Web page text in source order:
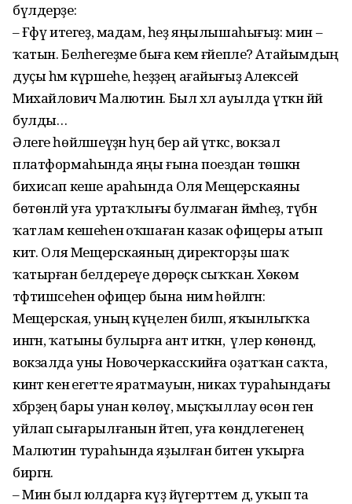
бүлдерҙе:
– Ғәфү итегеҙ, мадам, һеҙ яңылышаһығыҙ: мин –
ҡатын. Беләһегеҙме быға кем ғәйепле? Атайымдың
дуҫы һәм күршеһе, һеҙҙең ағайығыҙ Алексей
Михайлович Малютин. Был хәл ауылда үткән йәй
булды…
Әлеге һөйләшеүҙән һуң бер ай үткәс, вокзал
платформаһында яңы ғына поездан төшкән
бихисап кеше араһында Оля Мещерскаяны
бөтөнләй уға уртаҡлығы булмаған йәмһеҙ, түбән
ҡатлам кешеһенә оҡшаған казак офицеры атып
китә. Оля Мещерскаяның директорҙы шаҡ
ҡатырған белдереүе дөрөҫкә сыҡҡан. Хөкөм
тәфтишсеһенә офицер бына нимә һөйләгән:
Мещерская, уның күңелен биләп, яҡынлыҡҡа
ингән, ҡатыны булырға ант иткән, ә үлер көнөндә,
вокзалда уны Новочеркасскийға оҙатҡан саҡта,
кинәт кенә егетте яратмауын, никах тураһындағы
хәбәрҙең бары унан көлөү, мыҫҡыллау өсөн генә
уйлап сығарылғанын әйтеп, уға көндәлегенең
Малютин тураһында яҙылған битен уҡырға
биргән.
– Мин был юлдарға күҙ йүгерттем дә, уҡып та